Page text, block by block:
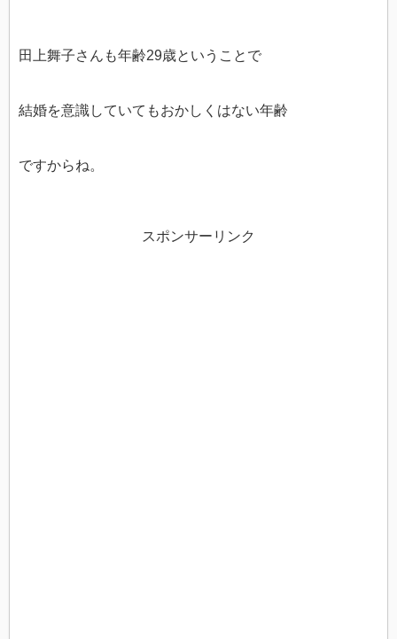
田上舞子さんも年齢29歳ということで
結婚を意識していてもおかしくはない年齢
ですからね。
スポンサーリンク